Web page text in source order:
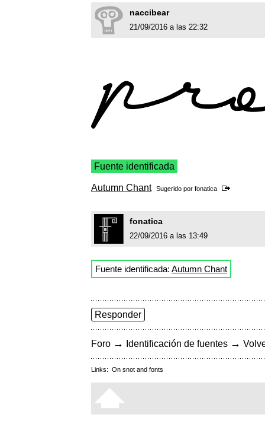
naccibear
21/09/2016 a las 22:32
Fuente identificada
Autumn Chant Sugerido por fonatica
fonatica
22/09/2016 a las 13:49
Fuente identificada: Autumn Chant
Responder
Foro → Identificación de fuentes →
Links: On snot and fonts